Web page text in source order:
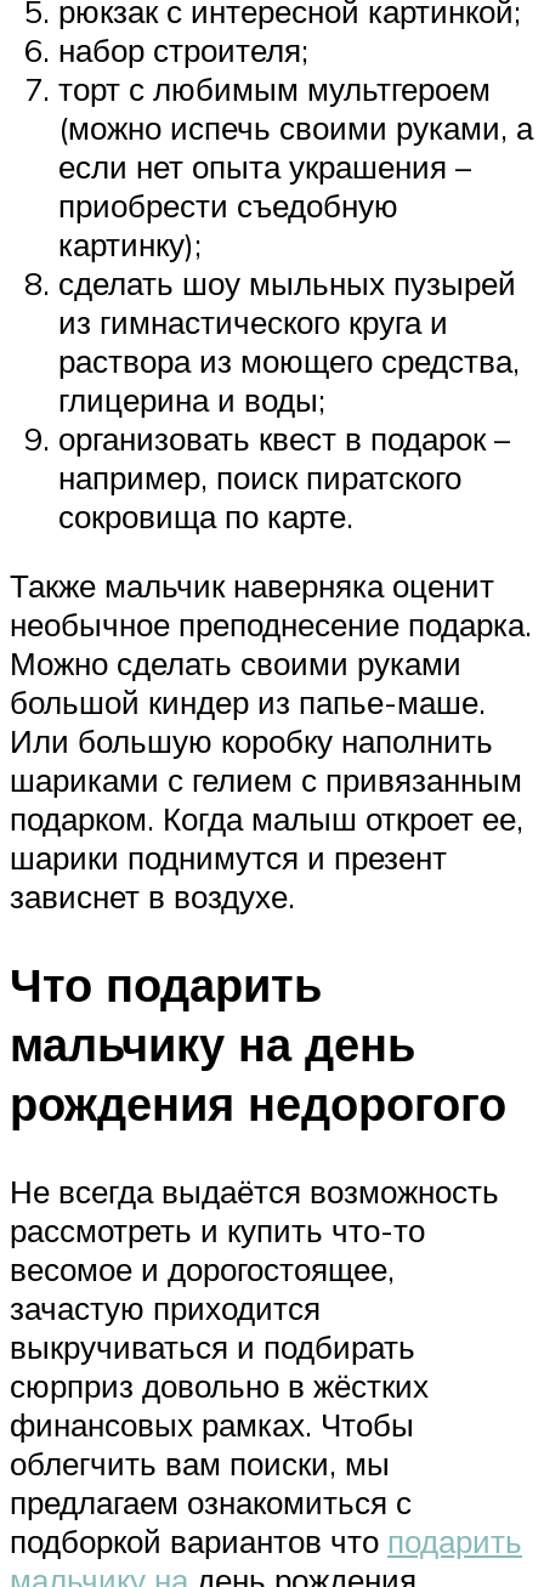
рюкзак с интересной картинкой;
набор строителя;
торт с любимым мультгероем
(можно испечь своими руками, а
если нет опыта украшения –
приобрести съедобную
картинку);
сделать шоу мыльных пузырей
из гимнастического круга и
раствора из моющего средства,
глицерина и воды;
организовать квест в подарок –
например, поиск пиратского
сокровища по карте.
Также мальчик наверняка оценит
необычное преподнесение подарка.
Можно сделать своими руками
большой киндер из папье-маше.
Или большую коробку наполнить
шариками с гелием с привязанным
подарком. Когда малыш откроет ее,
шарики поднимутся и презент
зависнет в воздухе.
Что подарить
мальчику на день
рождения недорогого
Не всегда выдаётся возможность
рассмотреть и купить что-то
весомое и дорогостоящее,
зачастую приходится
выкручиваться и подбирать
сюрприз довольно в жёстких
финансовых рамках. Чтобы
облегчить вам поиски, мы
предлагаем ознакомиться с
подборкой вариантов что подарить